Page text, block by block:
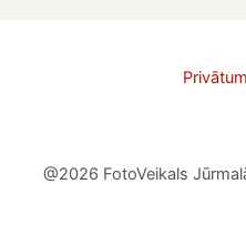
@2026 FotoVeikals